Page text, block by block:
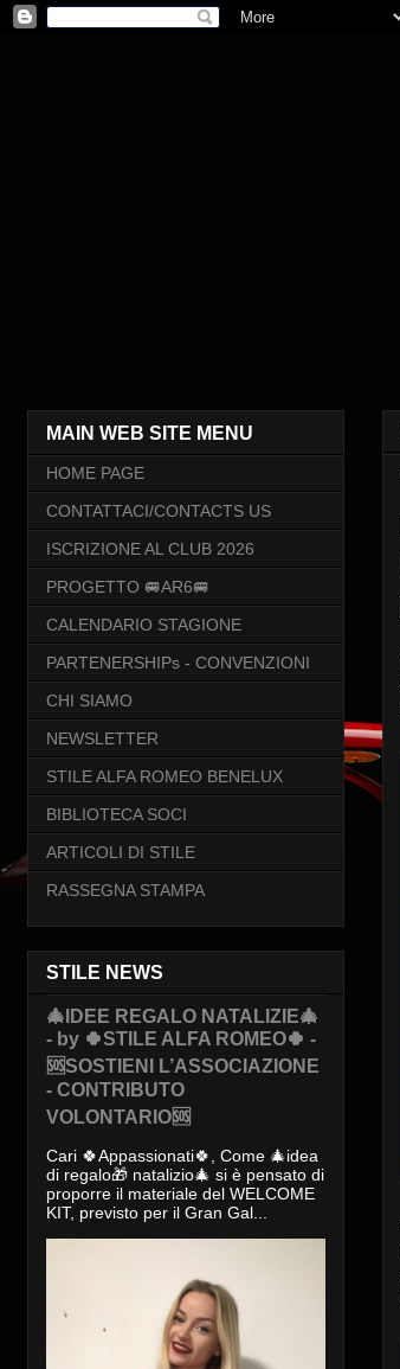
MAIN WEB SITE MENU
HOME PAGE
CONTATTACI/CONTACTS US
ISCRIZIONE AL CLUB 2026
PROGETTO 🚐AR6🚐
CALENDARIO STAGIONE
PARTENERSHIPs - CONVENZIONI
CHI SIAMO
NEWSLETTER
STILE ALFA ROMEO BENELUX
BIBLIOTECA SOCI
ARTICOLI DI STILE
RASSEGNA STAMPA
STILE NEWS
🎄IDEE REGALO NATALIZIE🎄
- by 🍀STILE ALFA ROMEO🍀 -
🆘SOSTIENI L’ASSOCIAZIONE
- CONTRIBUTO
VOLONTARIO🆘
Cari 🍀Appassionati🍀, Come 🎄idea
di regalo🎁 natalizio🎄 si è pensato di
proporre il materiale del WELCOME
KIT, previsto per il Gran Gal...